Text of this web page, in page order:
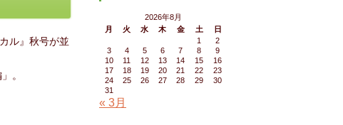
ル』秋号が並
。
2026年8月
月
火 水 木 金 土
日
1
2
3
4 5 6 7 8
9
10
11 12 13 14 15
16
17
18 19 20 21 22
23
24
25 26 27 28 29
30
31
« 3月